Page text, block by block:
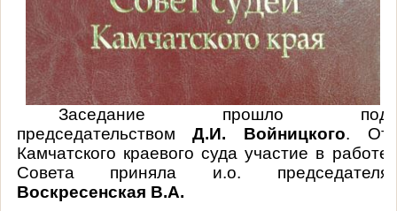
Заседание прошло под
председательствомД.И. Войницкого. От
Камчатского краевого суда участие в работе
Совета приняла и.о. председателя
Воскресенская В.А.